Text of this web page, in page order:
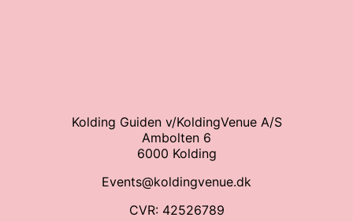
Kolding Guiden v/KoldingVenue A/S
Ambolten 6
6000 Kolding
Events@koldingvenue.dk
CVR: 42526789